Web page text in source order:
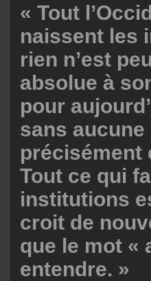
« Tout
naissent les
rien n’est
absolue à
pour
sans
précisément
Tout ce qui
institutions
croit de
que le mot «
entendre. »